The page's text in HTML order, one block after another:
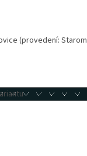
(provedení: